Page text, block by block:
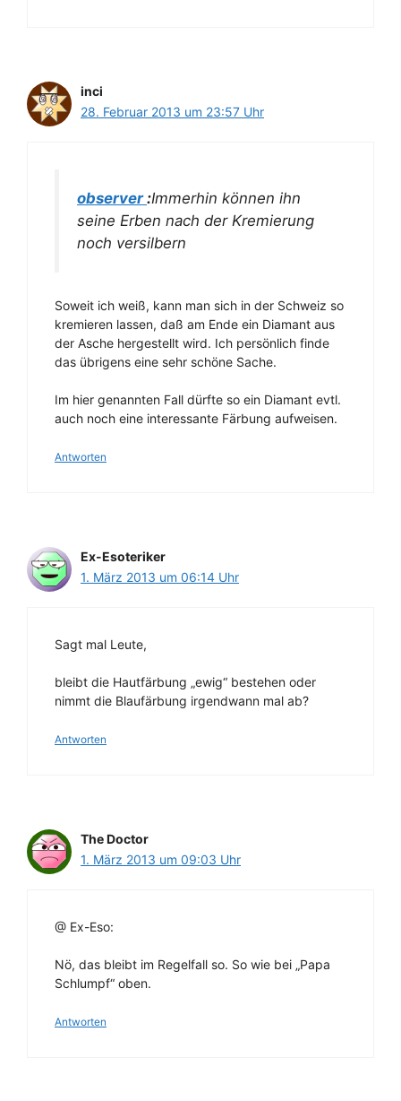
inci
28. Februar 2013 um 23:57 Uhr
observer:Immerhin können ihn
seine Erben nach der Kremierung
noch versilbern
Soweit ich weiß, kann man sich in der Schweiz so
kremieren lassen, daß am Ende ein Diamant aus
der Asche hergestellt wird. Ich persönlich finde
das übrigens eine sehr schöne Sache.
Im hier genannten Fall dürfte so ein Diamant evtl.
auch noch eine interessante Färbung aufweisen.
Antworten
Ex-Esoteriker
1. März 2013 um 06:14 Uhr
Sagt mal Leute,
bleibt die Hautfärbung „ewig“ bestehen oder
nimmt die Blaufärbung irgendwann mal ab?
Antworten
The Doctor
1. März 2013 um 09:03 Uhr
@ Ex-Eso:
Nö, das bleibt im Regelfall so. So wie bei „Papa
Schlumpf“ oben.
Antworten